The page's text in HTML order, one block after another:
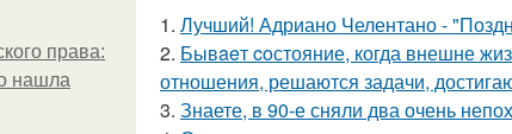
права:
нашла
1. Лучший! Адриано Челентано -
2. Бывaeт coстояние, когда внешне
отношения, решаются задачи,
3. Знаете, в 90-е сняли два очень